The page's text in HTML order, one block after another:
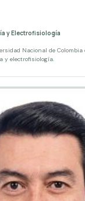
y Electrofisiología
Nacional de Colombia
y electrofisiología.